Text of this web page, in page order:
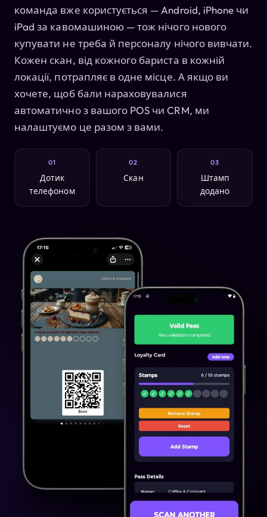
команда вже користується — Android, iPhone чи
iPad за кавомашиною — тож нічого нового
купувати не треба й персоналу нічого вивчати.
Кожен скан, від кожного бариста в кожній
локації, потрапляє в одне місце. А якщо ви
хочете, щоб бали нараховувалися
автоматично з вашого POS чи CRM, ми
налаштуємо це разом з вами.
01
Дотик
телефоном
02
Скан
03
Штамп
додано